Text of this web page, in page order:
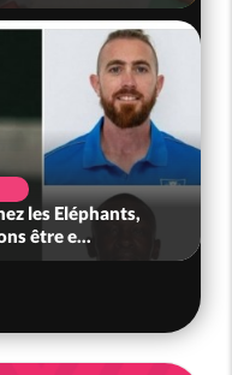
les Eléphants,
être e...